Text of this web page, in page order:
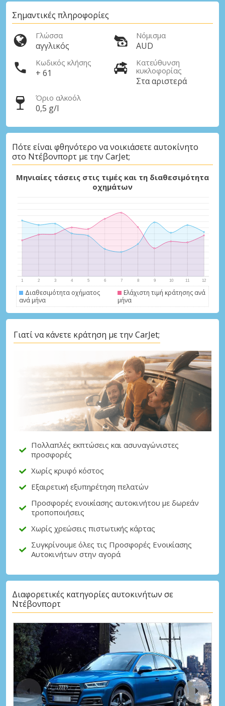
Μεγάλες εξοικονομήσεις
Αποκτήστε πρόσβαση σε αποκλειστικές
Σύνδεση με eLink
Σημαντικές πληροφορίες
Γλώσσα
αγγλικός
Νόμισμα
AUD
Κωδικός κλήσης
+ 61
Κατεύθυνση
κυκλοφορίας
Στα αριστερά
Όριο αλκοόλ
0,5 g/l
Πότε είναι φθηνότερο να νοικιάσετε αυτοκίνητο
στο Ντέβονπορτ με την CarJet;
Μηνιαίες τάσεις στις τιμές και τη διαθεσιμότητα
οχημάτων
Διαθεσιμότητα οχήματος
ανά μήνα
Ελάχιστη τιμή κράτησης ανά
μήνα
Γιατί να κάνετε κράτηση με την CarJet;
Πολλαπλές εκπτώσεις και ασυναγώνιστες
προσφορές
Χωρίς κρυφό κόστος
Εξαιρετική εξυπηρέτηση πελατών
Προσφορές ενοικίασης αυτοκινήτου με δωρεάν
τροποποιήσεις
Χωρίς χρεώσεις πιστωτικής κάρτας
Συγκρίνουμε όλες τις Προσφορές Ενοικίασης
Αυτοκινήτων στην αγορά
Διαφορετικές κατηγορίες αυτοκινήτων σε
Ντέβονπορτ